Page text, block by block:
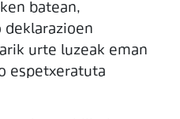
batean,
urte luzeak eman
espetxeratuta